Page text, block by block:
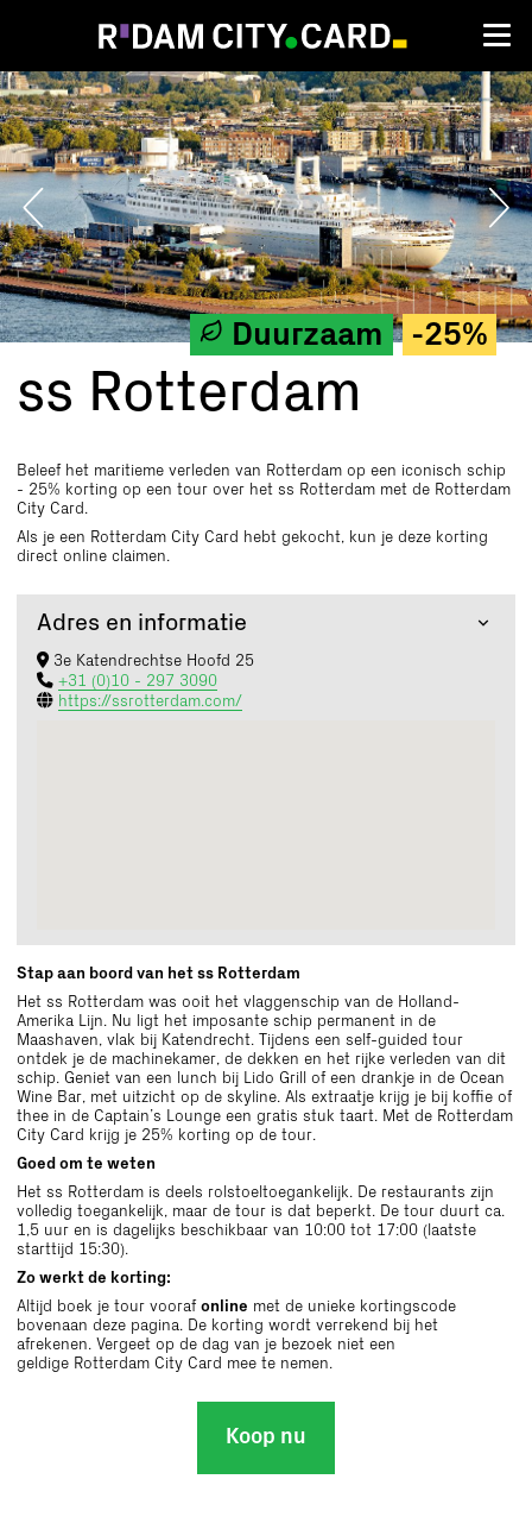
ss
Rotterdam
Duurzaam -25%
ss Rotterdam
Beleef het maritieme verleden van Rotterdam op een iconisch schip
- 25% korting op een tour over het ss Rotterdam met de Rotterdam
City Card.
Als je een Rotterdam City Card hebt gekocht, kun je deze korting
direct online claimen.
Adres en informatie
3e Katendrechtse Hoofd 25
+31 (0)10 - 297 3090
https://ssrotterdam.com/
Stap aan boord van het ss Rotterdam
Het ss Rotterdam was ooit het vlaggenschip van de Holland-
Amerika Lijn. Nu ligt het imposante schip permanent in de
Maashaven, vlak bij Katendrecht. Tijdens een self-guided tour
ontdek je de machinekamer, de dekken en het rijke verleden van dit
schip. Geniet van een lunch bij Lido Grill of een drankje in de Ocean
Wine Bar, met uitzicht op de skyline. Als extraatje krijg je bij koffie of
thee in de Captain’s Lounge een gratis stuk taart. Met de Rotterdam
City Card krijg je 25% korting op de tour.
Goed om te weten
Het ss Rotterdam is deels rolstoeltoegankelijk. De restaurants zijn
volledig toegankelijk, maar de tour is dat beperkt. De tour duurt ca.
1,5 uur en is dagelijks beschikbaar van 10:00 tot 17:00 (laatste
starttijd 15:30).
Zo werkt de korting:
Altijd boek je tour vooraf online met de unieke kortingscode
bovenaan deze pagina. De korting wordt verrekend bij het
afrekenen. Vergeet op de dag van je bezoek niet een
geldige Rotterdam City Card mee te nemen.
Koop nu